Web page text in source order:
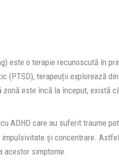
este o terapie recunoscută în
(PTSD), terapeuții explorează
este încă la început, există
ADHD care au suferit traume
și concentrare.
acestor simptome.